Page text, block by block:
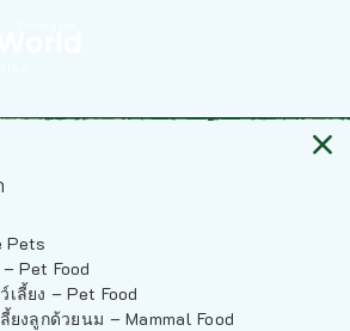
Pets
Pet Food
เลี้ยง – Pet Food
ยงลูกด้วยนม – Mammal Food